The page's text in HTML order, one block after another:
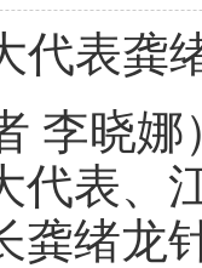
代表龚
李晓娜
代表、
龚绪龙